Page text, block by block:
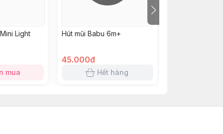
Light
mua
Hút mũi Babu 6m+
45.000đ
Hết hàng